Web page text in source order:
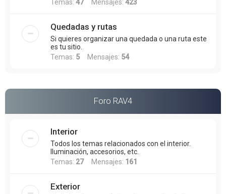
Temas: 47Mensajes: 423
Quedadas y rutas
Si quieres organizar una quedada o una ruta este
es tu sitio.
Temas: 5 Mensajes: 54
Foro RAV4
Interior
Todos los temas relacionados con el interior.
Iluminación, accesorios, etc.
Temas: 27Mensajes: 161
Exterior